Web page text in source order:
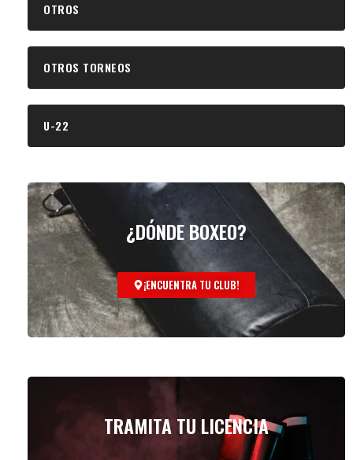
OTROS
OTROS TORNEOS
U-22
¿DÓNDE BOXEO?
¡ENCUENTRA TU CLUB!
TRAMITA TU LICENCIA